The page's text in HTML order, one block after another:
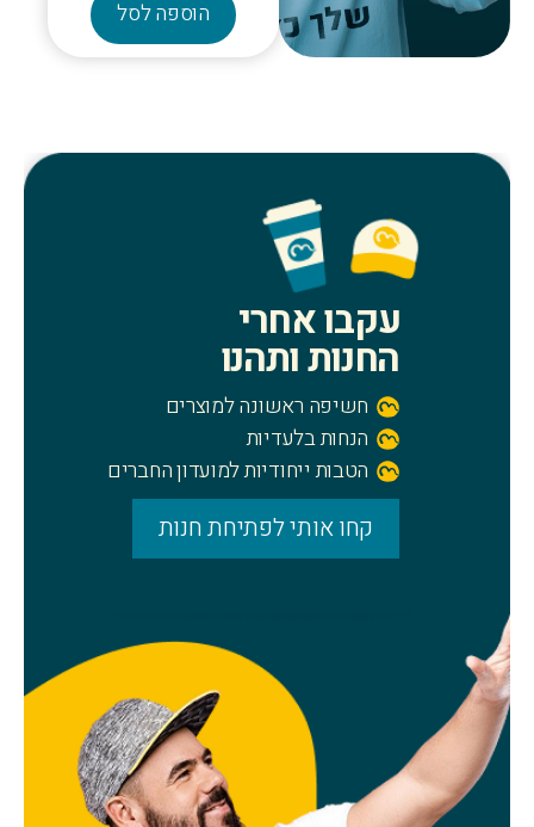
היה:
₪ 99.00.
הוספה לסל
עקבו אחרי
החנות ותהנו
חשיפה ראשונה למוצרים
הנחות בלעדיות
הטבות ייחודיות למועדון החברים
קחו אותי לפתיחת חנות